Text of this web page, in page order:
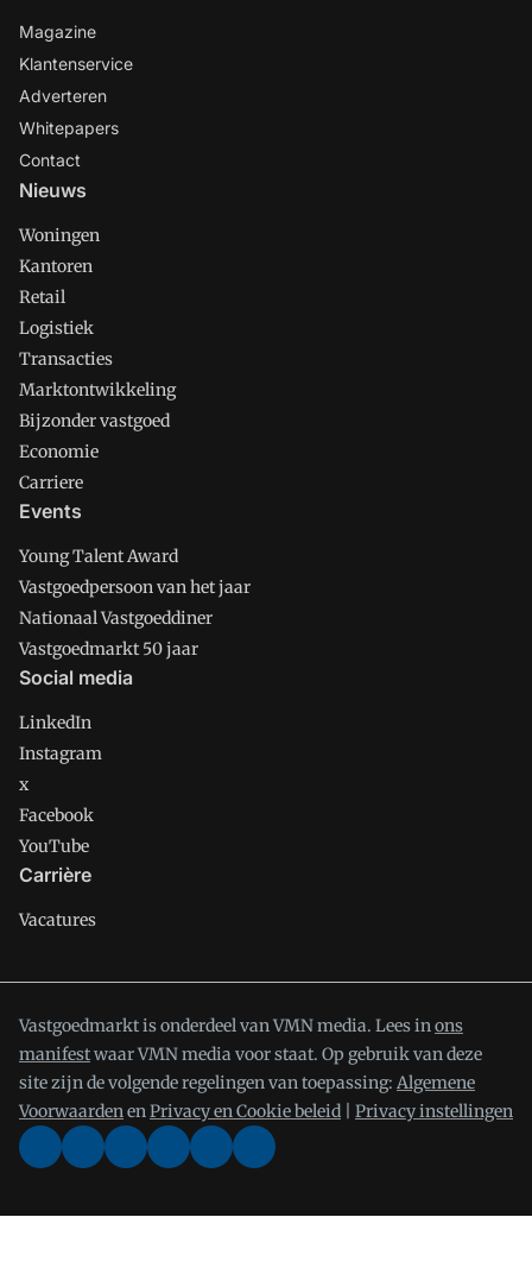
Magazine
Klantenservice
Adverteren
Whitepapers
Contact
Nieuws
Woningen
Kantoren
Retail
Logistiek
Transacties
Marktontwikkeling
Bijzonder vastgoed
Economie
Carriere
Events
Young Talent Award
Vastgoedpersoon van het jaar
Nationaal Vastgoeddiner
Vastgoedmarkt 50 jaar
Social media
LinkedIn
Instagram
x
Facebook
YouTube
Carrière
Vacatures
Vastgoedmarkt is onderdeel van VMN media. Lees inons
manifestwaar VMN media voor staat. Op gebruik van deze
site zijn de volgende regelingen van toepassing: Algemene
VoorwaardenenPrivacy en Cookie beleid Privacy instellingen